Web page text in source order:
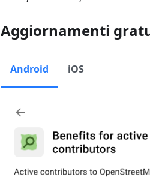
Aggiornamenti
Android iOS